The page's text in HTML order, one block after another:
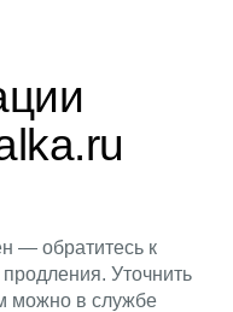
— обратитесь к
Уточнить
можно в службе